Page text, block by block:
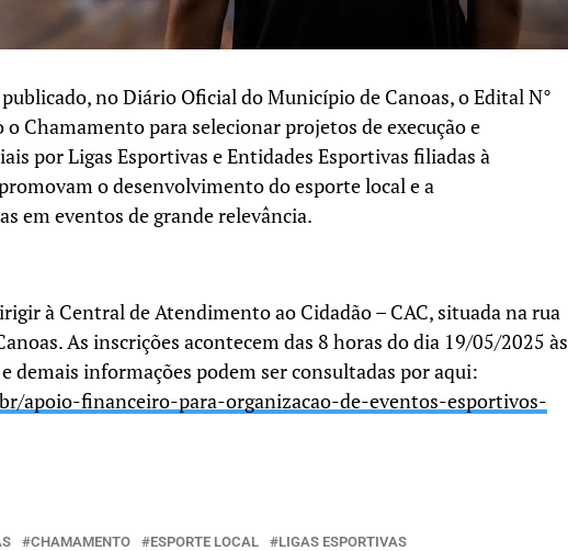
no Diário Oficial do Município de Canoas, o Edital N°
Chamamento para selecionar projetos de execução e
por Ligas Esportivas e Entidades Esportivas filiadas à
o desenvolvimento do esporte local e a
em eventos de grande relevância.
à Central de Atendimento ao Cidadão – CAC, situada na rua
As inscrições acontecem das 8 horas do dia 19/05/2025 às
demais informações podem ser consultadas por aqui:
apoio-financeiro-para-organizacao-de-eventos-esportivos-
CHAMAMENTO ESPORTE LOCAL LIGAS ESPORTIVAS